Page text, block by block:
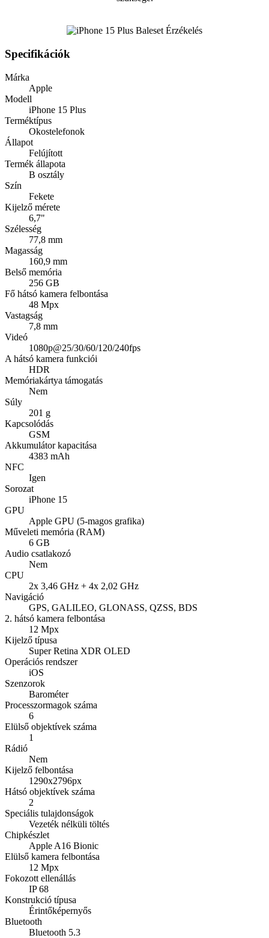
Specifikációk
Márka
Apple
Modell
iPhone 15 Plus
Terméktípus
Okostelefonok
Állapot
Felújított
Termék állapota
B osztály
Szín
Fekete
Kijelző mérete
6,7"
Szélesség
77,8 mm
Magasság
160,9 mm
Belső memória
256 GB
Fő hátsó kamera felbontása
48 Mpx
Vastagság
7,8 mm
Videó
1080p@25/30/60/120/240fps
A hátsó kamera funkciói
HDR
Memóriakártya támogatás
Nem
Súly
201 g
Kapcsolódás
GSM
Akkumulátor kapacitása
4383 mAh
NFC
Igen
Sorozat
iPhone 15
GPU
Apple GPU (5-magos grafika)
Műveleti memória (RAM)
6 GB
Audio csatlakozó
Nem
CPU
2x 3,46 GHz + 4x 2,02 GHz
Navigáció
GPS, GALILEO, GLONASS, QZSS, BDS
2. hátsó kamera felbontása
12 Mpx
Kijelző típusa
Super Retina XDR OLED
Operációs rendszer
iOS
Szenzorok
Barométer
Processzormagok száma
6
Elülső objektívek száma
1
Rádió
Nem
Kijelző felbontása
1290x2796px
Hátsó objektívek száma
2
Speciális tulajdonságok
Vezeték nélküli töltés
Chipkészlet
Apple A16 Bionic
Elülső kamera felbontása
12 Mpx
Fokozott ellenállás
IP 68
Konstrukció típusa
Érintőképernyős
Bluetooth
Bluetooth 5.3